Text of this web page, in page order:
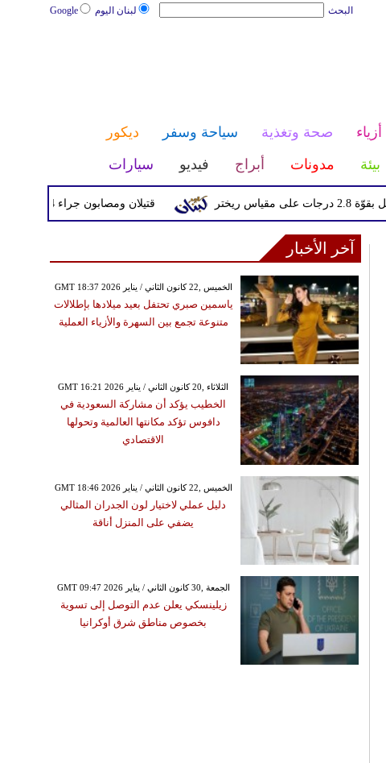
لبنان اليوم Google البحث
أزياء صحة وتغذية سياحة وسفر
ديكور
بيئة مدونات أبراج فيديو سيارات
قتيلان ومصابون جراء 14 غارة إسرائيلية على شرق وجنوب لبنان
آخر الأخبار
GMT 18:37 2026 الخميس ,22 كانون الثاني / يناير
ياسمين صبري تحتفل بعيد ميلادها بإطلالات
متنوعة تجمع بين السهرة والأزياء العملية
GMT 16:21 2026 الثلاثاء ,20 كانون الثاني / يناير
الخطيب يؤكد أن مشاركة السعودية في
دافوس تؤكد مكانتها العالمية وتحولها
الاقتصادي
GMT 18:46 2026 الخميس ,22 كانون الثاني / يناير
دليل عملي لاختيار لون الجدران المثالي
يضفي على المنزل أناقة
GMT 09:47 2026 الجمعة ,30 كانون الثاني / يناير
زيلينسكي يعلن عدم التوصل إلى تسوية
بخصوص مناطق شرق أوكرانيا